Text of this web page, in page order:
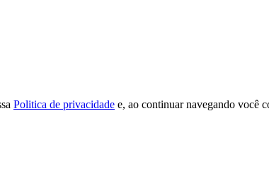
Politica de privacidade e, ao continuar navegando você